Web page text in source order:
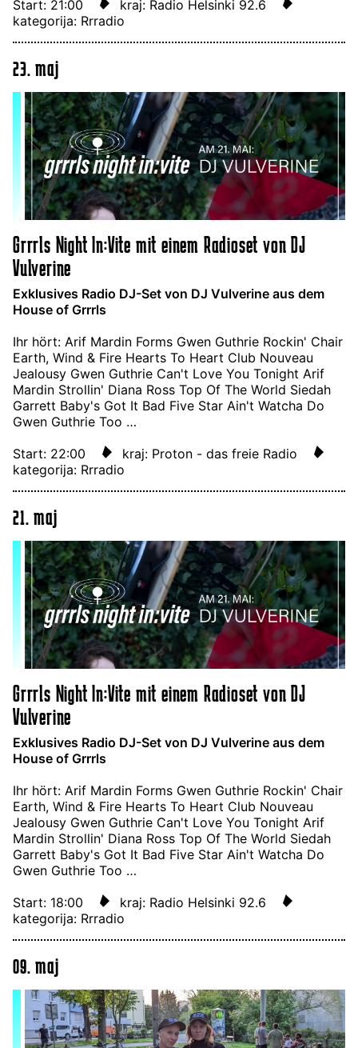
Start: 21:00
kraj: Radio Helsinki 92.6
kategorija: Rrradio
23. maj
Grrrls Night In:Vite mit einem Radioset von DJ
Vulverine
Exklusives Radio DJ-Set von DJ Vulverine aus dem
House of Grrrls
Ihr hört: Arif Mardin Forms Gwen Guthrie Rockin' Chair
Earth, Wind & Fire Hearts To Heart Club Nouveau
Jealousy Gwen Guthrie Can't Love You Tonight Arif
Mardin Strollin' Diana Ross Top Of The World Siedah
Garrett Baby's Got It Bad Five Star Ain't Watcha Do
Gwen Guthrie Too …
Start: 22:00
kraj: Proton - das freie Radio
kategorija: Rrradio
21. maj
Grrrls Night In:Vite mit einem Radioset von DJ
Vulverine
Exklusives Radio DJ-Set von DJ Vulverine aus dem
House of Grrrls
Ihr hört: Arif Mardin Forms Gwen Guthrie Rockin' Chair
Earth, Wind & Fire Hearts To Heart Club Nouveau
Jealousy Gwen Guthrie Can't Love You Tonight Arif
Mardin Strollin' Diana Ross Top Of The World Siedah
Garrett Baby's Got It Bad Five Star Ain't Watcha Do
Gwen Guthrie Too …
Start: 18:00
kraj: Radio Helsinki 92.6
kategorija: Rrradio
09. maj